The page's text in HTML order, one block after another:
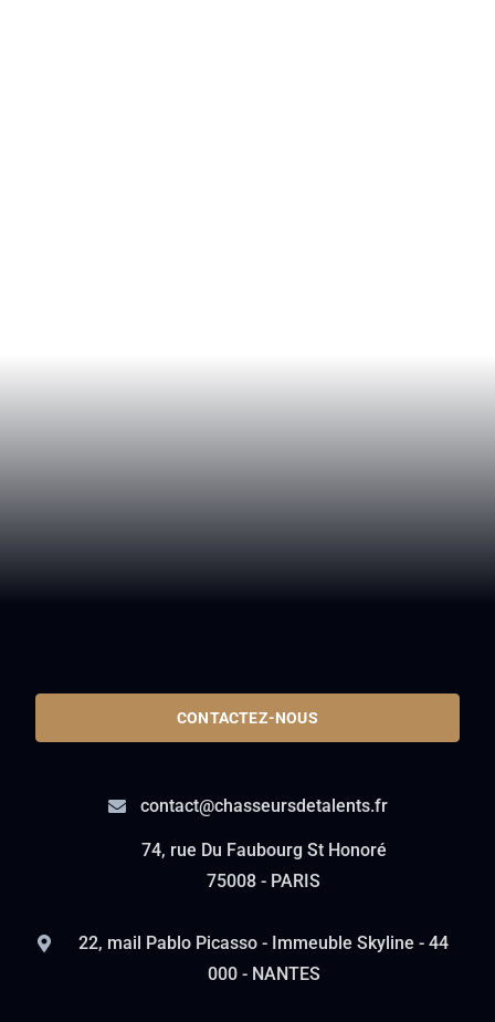
CONTACTEZ-NOUS
contact@chasseursdetalents.fr
74, rue Du Faubourg St Honoré
75008 - PARIS
22, mail Pablo Picasso - Immeuble Skyline - 44
000 - NANTES